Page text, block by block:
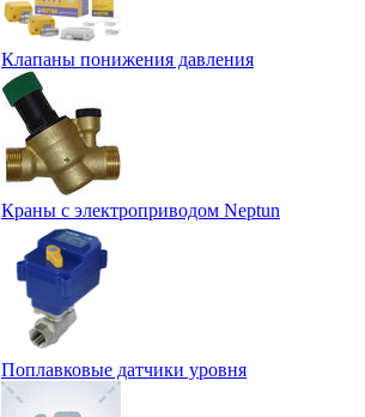
Клапаны понижения давления
Краны с электроприводом Neptun
Поплавковые датчики уровня